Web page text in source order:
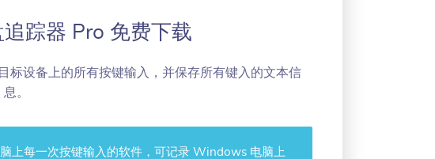
踪器 Pro 免费下载
设备上的所有按键输入，并保存所有键入的文本信
息。
上每一次按键输入的软件，可记录 Windows 电脑上